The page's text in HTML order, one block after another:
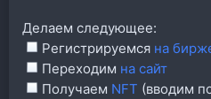
Делаем следующее:
Регистрируемся на
Переходим на сайт
Получаем NFT (вводим